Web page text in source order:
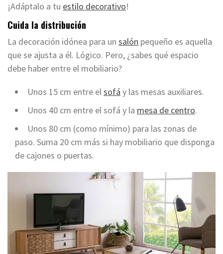
¡Adáptalo a tu estilo decorativo!
Cuida la distribución
La decoración idónea para un salón pequeño es aquella
que se ajusta a él. Lógico. Pero, ¿sabes qué espacio
debe haber entre el mobiliario?
Unos 15 cm entre elsofá y las mesas auxiliares.
Unos 40 cm entre el sofá y la mesa de centro.
Unos 80 cm (como mínimo) para las zonas de
paso. Suma 20 cm más si hay mobiliario que disponga
de cajones o puertas.